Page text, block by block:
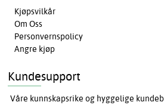
Kjøpsvilkår
Om Oss
Personvernspolicy
Angre kjøp
Kundesupport
Våre kunnskapsrike og hyggelige